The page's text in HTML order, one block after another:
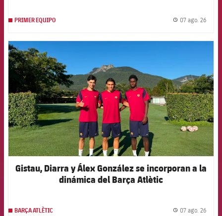
PRIMER EQUIPO 07 ago. 26
Gistau, Diarra y Álex González se incorporan a la
dinámica del Barça Atlètic
BARÇA ATLÈTIC 07 ago. 26